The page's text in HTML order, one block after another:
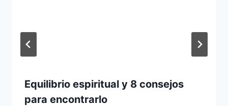
Equilibrio espiritual y 8 consejos
para encontrarlo